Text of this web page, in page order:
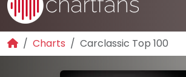
Charts Carclassic Top 100